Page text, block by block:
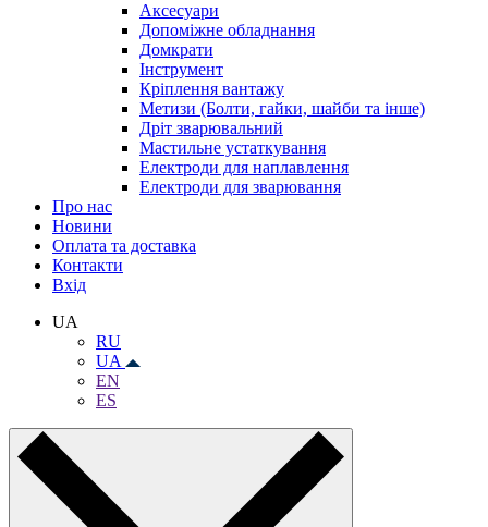
Аксесуари
Допоміжне обладнання
Домкрати
Інструмент
Кріплення вантажу
Метизи (Болти, гайки, шайби та інше)
Дріт зварювальний
Мастильне устаткування
Електроди для наплавлення
Електроди для зварювання
Про нас
Новини
Оплата та доставка
Контакти
Вхiд
UA
RU
UA
EN
ES